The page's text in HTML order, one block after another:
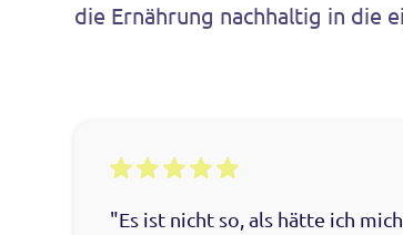
die Ernährung nachhaltig in die
"Es ist nicht so, als hätte ich